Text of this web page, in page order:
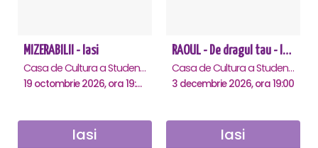
MIZERABILII - Iasi
Casa de Cultura a Studentilor , Iasi
19 octombrie 2026, ora 19:00
RAOUL - De dragul tau - Iasi
Casa de Cultura a Studentilor , Iasi
3 decembrie 2026, ora 19:00
Iasi Iasi